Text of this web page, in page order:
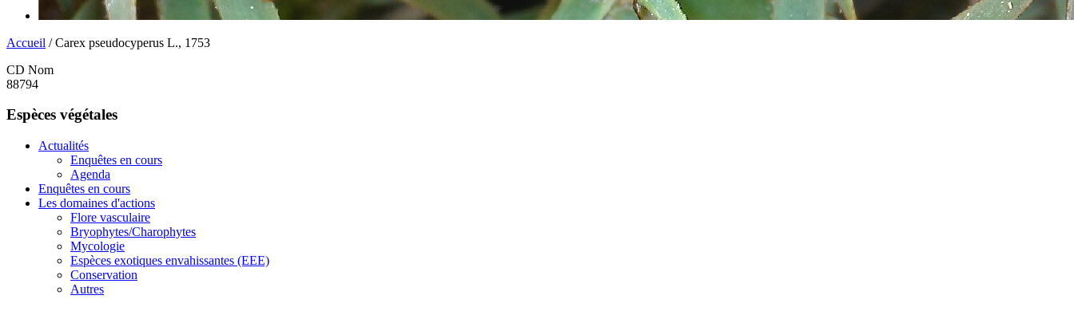
Accueil / Carex pseudocyperus L., 1753
CD Nom
88794
Espèces végétales
Actualités
Enquêtes en cours
Agenda
Enquêtes en cours
Les domaines d'actions
Flore vasculaire
Bryophytes/Charophytes
Mycologie
Espèces exotiques envahissantes (EEE)
Conservation
Autres